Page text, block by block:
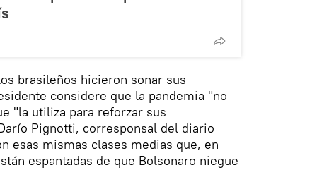
brasileños hicieron sonar sus
considere que la pandemia "no
"la utiliza para reforzar sus
Pignotti, corresponsal del diario
esas mismas clases medias que, en
espantadas de que Bolsonaro niegue